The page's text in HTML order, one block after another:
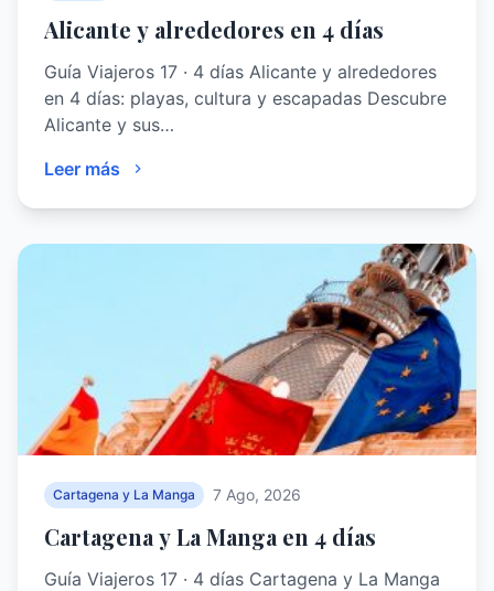
Alicante y alrededores en 4 días
Guía Viajeros 17 · 4 días Alicante y alrededores
en 4 días: playas, cultura y escapadas Descubre
Alicante y sus…
Leer más
Cartagena y La Manga 7 Ago, 2026
Cartagena y La Manga en 4 días
Guía Viajeros 17 · 4 días Cartagena y La Manga